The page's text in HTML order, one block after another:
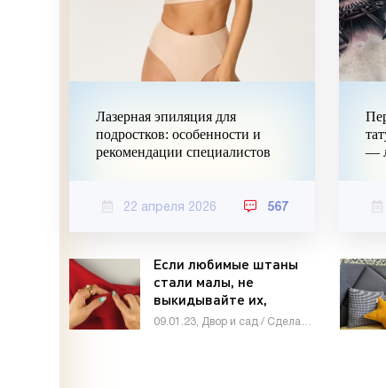
Лазерная эпиляция для
подростков: особенности и
рекомендации специалистов
22 апреля 2026 567
—
Если любимые штаны
стали малы, не
выкидывайте их,
проблема решается на